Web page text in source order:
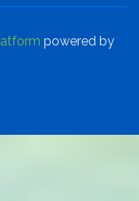
powered by